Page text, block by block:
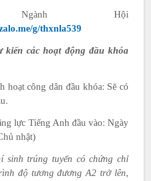
Hội
g/thxnla539
kiến các hoạt động đầu khóa
hoạt công dân đầu khóa: Sẽ có
lực Tiếng Anh đầu vào: Ngày
nhật)
sinh trúng tuyển có chứng chỉ
độ tương đương A2 trở lên,